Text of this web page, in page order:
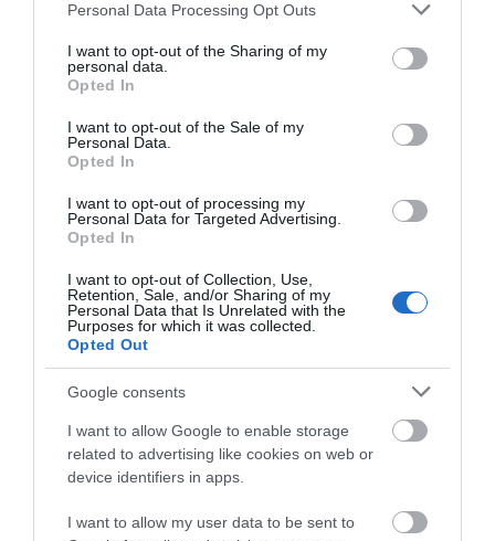
Please note that this website/app uses one or more Google
not limited to your visit or usage behaviour. You may click to
grant or deny consent to Google and its third-party tags to
use your data for below specified purposes in below Google
consent section.
Personal Data Processing Opt Outs
I want to opt-out of the Sharing of my
personal data.
Opted In
I want to opt-out of the Sale of my
Personal Data.
Opted In
I want to opt-out of processing my
Personal Data for Targeted Advertising.
Opted In
I want to opt-out of Collection, Use,
Retention, Sale, and/or Sharing of my
Personal Data that Is Unrelated with the
Purposes for which it was collected.
Opted Out
Google consents
I want to allow Google to enable storage
related to advertising like cookies on web or
device identifiers in apps.
I want to allow my user data to be sent to
Νέο σοβαρό τροχαίο στην Εύβοια:
06.08.2026 | 20:00
Έσπασαν πιάτα στο κεφάλι του
Αταμάν – Βίντεο από τη Σύμη
Φωτιά στη Σκύρο: Συνεχίζει να
μαρτυρία – Νέες εικόνες και
βίντεο
06.08.2026 | 19:40
2.425.000€ στην Εύβοια – Δείτε
της Ευρώπης κατασκευάζεται
στην Ελλάδα – Πού θα γίνει